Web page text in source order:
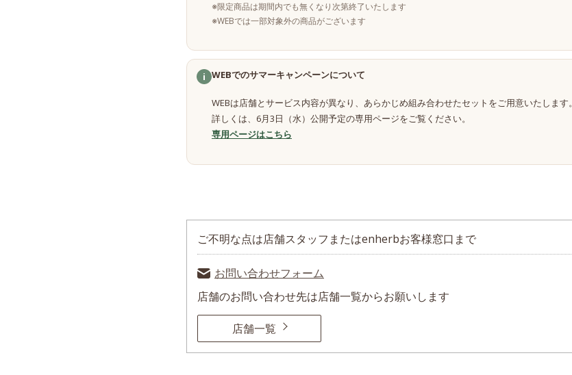
※限定商品は期間内でも無くなり次第終了いたします
※WEBでは一部対象外の商品がございます
i WEBでのサマーキャンペーンについて
WEBは店舗とサービス内容が異なり、あらかじめ組み合わせたセットをご用意いたします。
詳しくは、6月3日（水）公開予定の専用ページをご覧ください。
専用ページはこちら
ご不明な点は店舗スタッフまたはenherbお客様窓口まで
お問い合わせフォーム
店舗のお問い合わせ先は店舗一覧からお願いします
店舗一覧